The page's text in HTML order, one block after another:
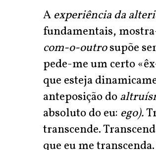
A experiência da
fundamentais,
com-o-outrosupõe
pede-me um certo
que esteja
anteposição do
absoluto do eu: ego).
transcende.
que eu me